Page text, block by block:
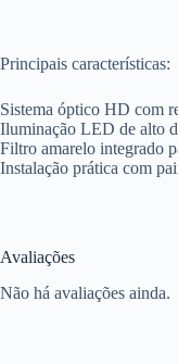
Principais características:
Sistema óptico HD com
Iluminação LED de alto
Filtro amarelo integrado
Instalação prática com
Avaliações
Não há avaliações ainda.